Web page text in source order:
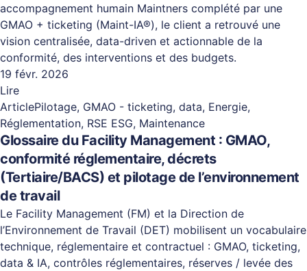
accompagnement humain Maintners complété par une
GMAO + ticketing (Maint-IA®), le client a retrouvé une
vision centralisée, data-driven et actionnable de la
conformité, des interventions et des budgets.
19 févr. 2026
Lire
ArticlePilotage, GMAO - ticketing, data, Energie,
Réglementation, RSE ESG, Maintenance
Glossaire du Facility Management : GMAO,
conformité réglementaire, décrets
(Tertiaire/BACS) et pilotage de l’environnement
de travail
Le Facility Management (FM) et la Direction de
l’Environnement de Travail (DET) mobilisent un vocabulaire
technique, réglementaire et contractuel : GMAO, ticketing,
data & IA, contrôles réglementaires, réserves / levée des